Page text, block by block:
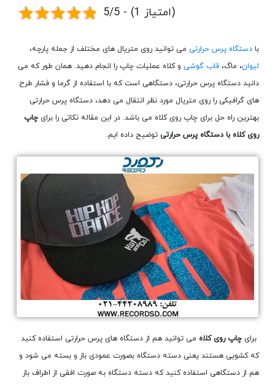
5/5 - (1 امتیاز)
بادستگاه پرس حرارتی می توانید روی متریال های مختلف از جمله پارچه،
لیوان، ماگ،قاب گوشی و کلاه عملیات چاپ را انجام دهید. همان طور که می
دانید دستگاه پرس حرارتی، دستگاهی است که با استفاده از گرما و فشار طرح
های گرافیکی را روی متریال مورد نظر انتقال می دهد، دستگاه پرس حرارتی
بهترین راه حل برای چاپ روی کلاه می باشد. در این مقاله نکاتی را برایچاپ
روی کلاه با دستگاه پرس حرارتی توضیح داده ایم.
برایچاپ روی کلاه می توانید هم از دستگاه های پرس حرارتی استفاده کنید
که کشویی هستند یعنی دسته دستگاه بصورت عمودی باز و بسته می شود و
هم از دستگاهی استفاده کنید که دسته دستگاه به صورت افقی از اطراف باز